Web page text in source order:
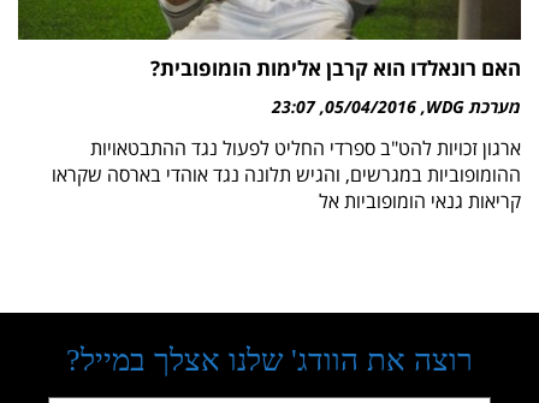
האם רונאלדו הוא קרבן אלימות הומופובית?
מערכת WDG 05/04/2016
23:07
ארגון זכויות להט"ב ספרדי החליט לפעול נגד ההתבטאויות
ההומופוביות במגרשים, והגיש תלונה נגד אוהדי בארסה שקראו
קריאות גנאי הומופוביות אל